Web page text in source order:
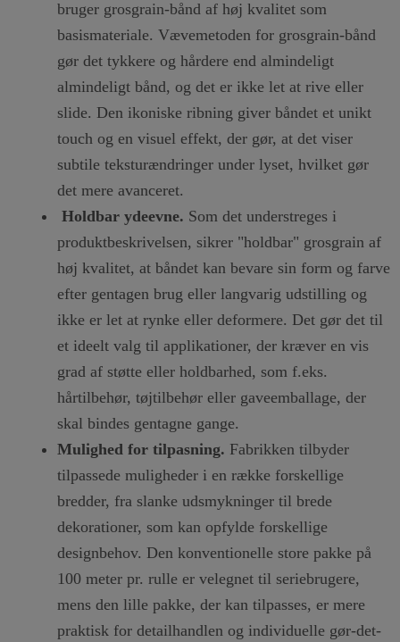
bruger grosgrain-bånd af høj kvalitet som
basismateriale. Vævemetoden for grosgrain-bånd
gør det tykkere og hårdere end almindeligt
almindeligt bånd, og det er ikke let at rive eller
slide. Den ikoniske ribning giver båndet et unikt
touch og en visuel effekt, der gør, at det viser
subtile teksturændringer under lyset, hvilket gør
det mere avanceret.
Holdbar ydeevne. Som det understreges i
produktbeskrivelsen, sikrer "holdbar" grosgrain af
høj kvalitet, at båndet kan bevare sin form og farve
efter gentagen brug eller langvarig udstilling og
ikke er let at rynke eller deformere. Det gør det til
et ideelt valg til applikationer, der kræver en vis
grad af støtte eller holdbarhed, som f.eks.
hårtilbehør, tøjtilbehør eller gaveemballage, der
skal bindes gentagne gange.
Mulighed for tilpasning. Fabrikken tilbyder
tilpassede muligheder i en række forskellige
bredder, fra slanke udsmykninger til brede
dekorationer, som kan opfylde forskellige
designbehov. Den konventionelle store pakke på
100 meter pr. rulle er velegnet til seriebrugere,
mens den lille pakke, der kan tilpasses, er mere
praktisk for detailhandlen og individuelle gør-det-